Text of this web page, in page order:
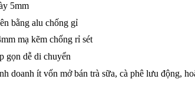
5mm
bằng alu chống gỉ
mạ kẽm chống rỉ sét
gọn dễ di chuyển
doanh ít vốn mở bán trà sữa, cà phê lưu động,